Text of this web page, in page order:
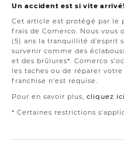
Un accident est si vite arrivé!
Cet article est protégé par le
frais de Comerco. Nous
(5) ans la tranquillité d'esprit
survenir comme des
et des brûlures*. Comerco
les taches ou de réparer
franchise n'est requise.
Pour en savoir plus, cliquez ici
* Certaines restrictions